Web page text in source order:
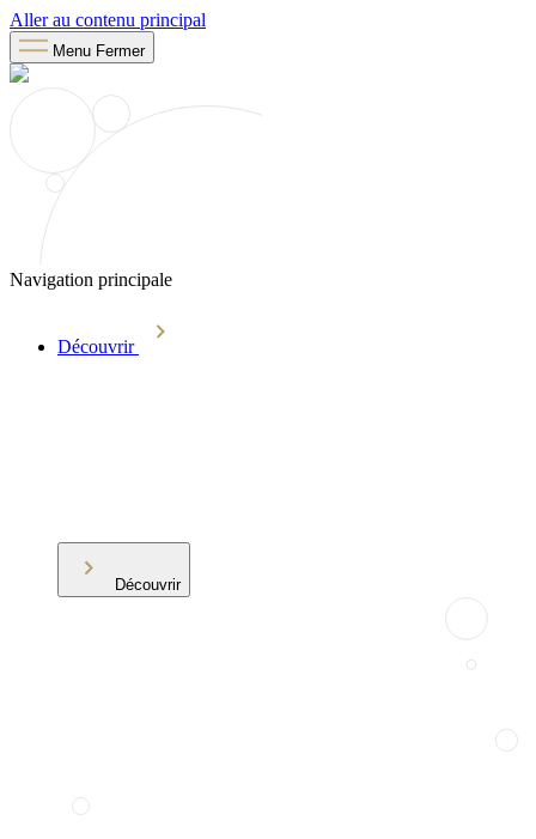
Aller au contenu principal
Menu Fermer
Navigation principale
Découvrir
Découvrir